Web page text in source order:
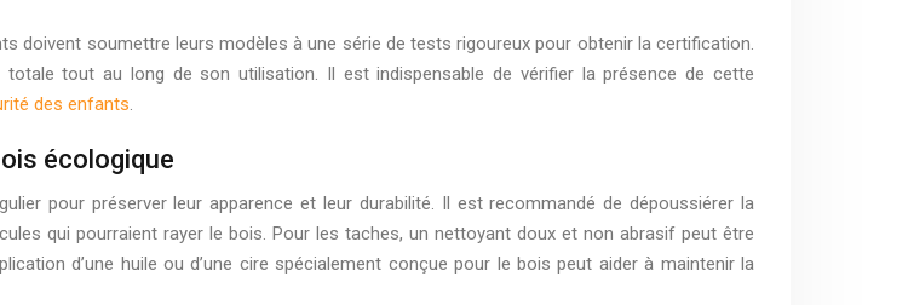
doivent soumettre leurs modèles à une série de tests rigoureux pour obtenir la certification.
tout au long de son utilisation. Il est indispensable de vérifier la présence de cette
des enfants.
écologique
pour préserver leur apparence et leur durabilité. Il est recommandé de dépoussiérer la
qui pourraient rayer le bois. Pour les taches, un nettoyant doux et non abrasif peut être
d’une huile ou d’une cire spécialement conçue pour le bois peut aider à maintenir la